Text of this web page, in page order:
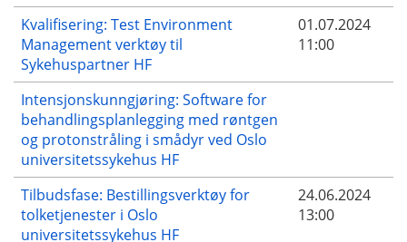
Kvalifisering: Test Environment
Management verktøy til
Sykehuspartner HF
01.07.2024
11:00
Intensjonskunngjøring: Software for
behandlingsplanlegging med røntgen
og protonstråling i smådyr ved Oslo
universitetssykehus HF
Tilbudsfase: Bestillingsverktøy for
tolketjenester i Oslo
universitetssykehus HF
24.06.2024
13:00